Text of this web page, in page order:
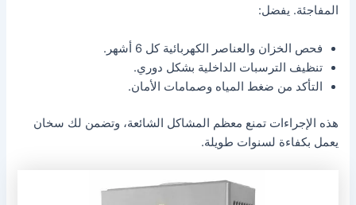
المفاجئة. يفضل:
فحص الخزان والعناصر الكهربائية كل 6 أشهر.
تنظيف الترسبات الداخلية بشكل دوري.
التأكد من ضغط المياه وصمامات الأمان.
هذه الإجراءات تمنع معظم المشاكل الشائعة، وتضمن لك سخان
يعمل بكفاءة لسنوات طويلة.